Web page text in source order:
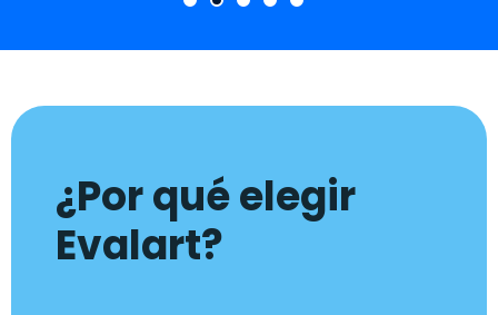
¿Por qué elegir
Evalart?